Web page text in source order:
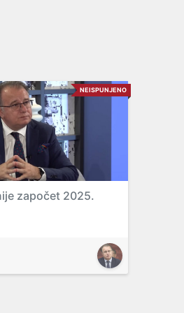
NEISPUNJENO
započet 2025.